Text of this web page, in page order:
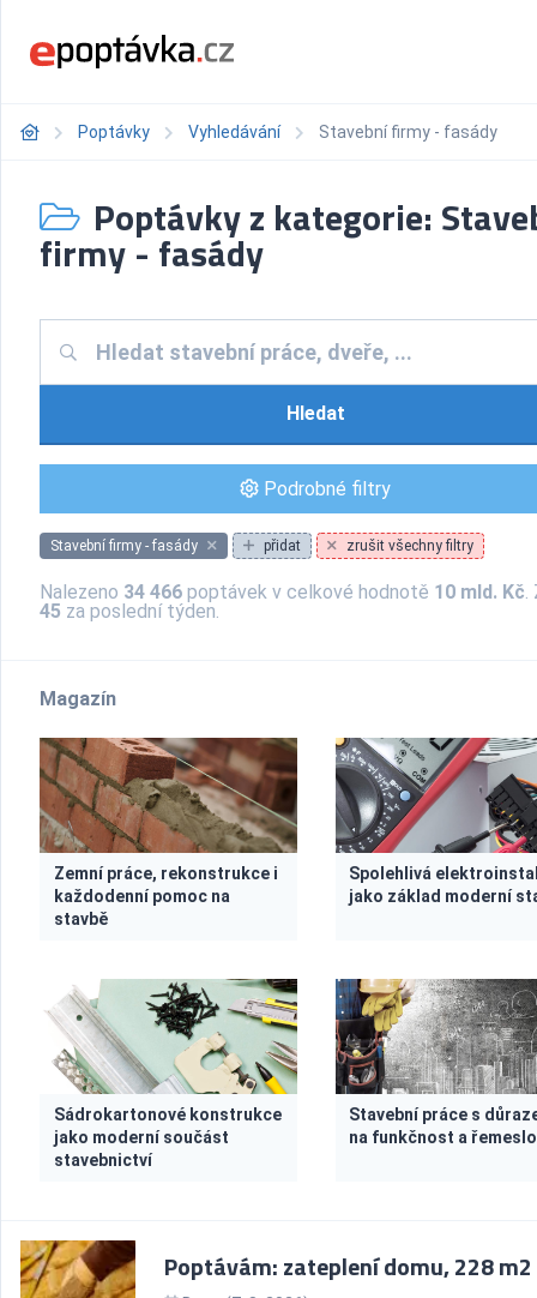
Poptávky Vyhledávání Stavební firmy - fasády
Poptávky z kategorie:
firmy - fasády
Hledat
Podrobné filtry
Stavební firmy - fasády přidat zrušit všechny filtry
Nalezeno 34 466 poptávek v celkové hodnotě 10 mld. Kč.
45 za poslední týden.
Magazín
Zemní práce, rekonstrukce i
každodenní pomoc na
stavbě
Spolehlivá
jako základ moderní
Sádrokartonové konstrukce
jako moderní součást
stavebnictví
Stavební práce s
na funkčnost a řemeslo
Poptávám: zateplení domu, 228 m2